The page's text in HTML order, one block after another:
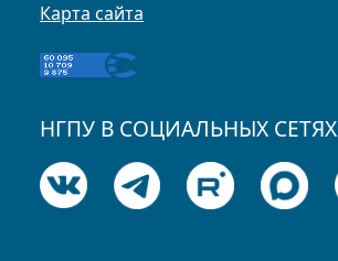
Карта сайта
НГПУ В СОЦИАЛЬНЫХ СЕТЯХ